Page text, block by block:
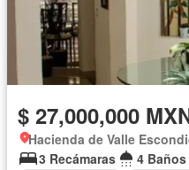
$ 27,000,000
Hacienda de Valle
3 Recámaras
4 Baños